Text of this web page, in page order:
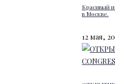
Красивый
в Москве.
12 мая,